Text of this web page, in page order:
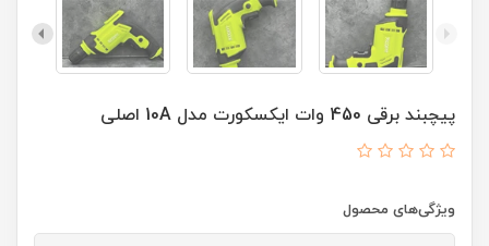
پیچبند برقی 450 وات ایکسکورت مدل 10A اصلی
ویژگی‌های محصول